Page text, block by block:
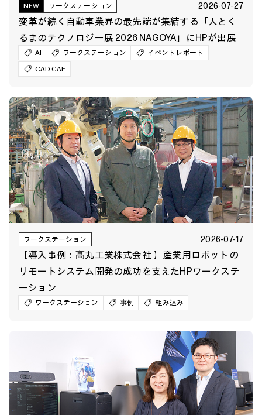
NEW ワークステーション 2026-07-27
変革が続く自動車業界の最先端が集結する「人とく
るまのテクノロジー展 2026 NAGOYA」にHPが出展
AI ワークステーション
イベントレポート
CAD CAE
ワークステーション 2026-07-17
【導入事例：髙丸工業株式会社 】産業用ロボットの
リモートシステム開発の成功を支えたHPワークステ
ーション
ワークステーション 事例 組み込み